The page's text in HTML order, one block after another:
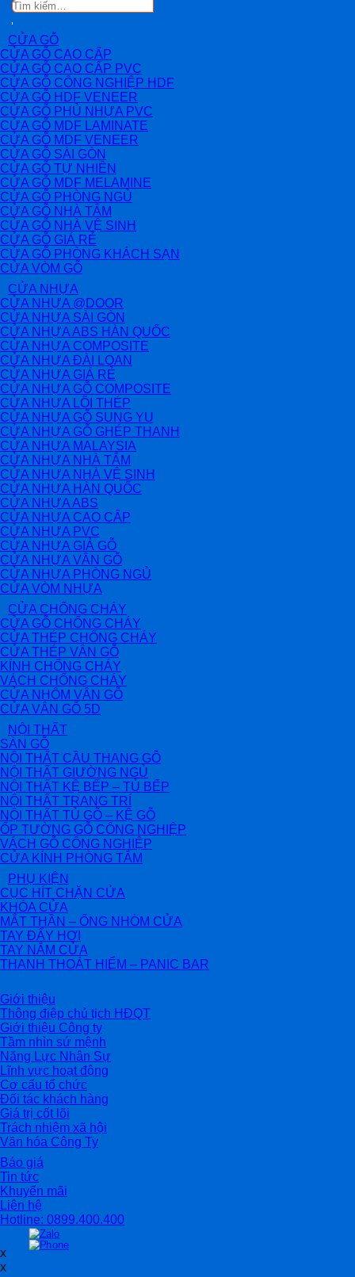
Tìm
CỬA GỖ
CỬA GỖ CAO CẤP
CỬA GỖ CAO CẤP PVC
CỬA GỖ CÔNG NGHIỆP HDF
CỬA GỖ HDF VENEER
CỬA GỖ PHỦ NHỰA PVC
CỬA GỖ MDF LAMINATE
CỬA GỖ MDF VENEER
CỬA GỖ SÀI GÒN
CỬA GỖ TỰ NHIÊN
CỬA GỖ MDF MELAMINE
CỬA GỖ PHÒNG NGỦ
CỬA GỖ NHÀ TẮM
CỬA GỖ NHÀ VỆ SINH
CỬA GỖ GIÁ RẺ
CỬA GỖ PHÒNG KHÁCH SẠN
CỬA VÒM GỖ
CỬA NHỰA
CỬA NHỰA @DOOR
CỬA NHỰA SÀI GÒN
CỬA NHỰA ABS HÀN QUỐC
CỬA NHỰA COMPOSITE
CỬA NHỰA ĐÀI LOAN
CỬA NHỰA GIÁ RẺ
CỬA NHỰA GỖ COMPOSITE
CỬA NHỰA LÕI THÉP
CỬA NHỰA GỖ SUNG YU
CỬA NHỰA GỖ GHÉP THANH
CỬA NHỰA MALAYSIA
CỬA NHỰA NHÀ TẮM
CỬA NHỰA NHÀ VỆ SINH
CỬA NHỰA HÀN QUỐC
CỬA NHỰA ABS
CỬA NHỰA CAO CẤP
CỬA NHỰA PVC
CỬA NHỰA GIẢ GỖ
CỬA NHỰA VÂN GỖ
CỬA NHỰA PHÒNG NGỦ
CỬA VÒM NHỰA
CỬA CHỐNG CHÁY
CỬA GỖ CHỐNG CHÁY
CỬA THÉP CHỐNG CHÁY
CỬA THÉP VÂN GỖ
KÍNH CHỐNG CHÁY
VÁCH CHỐNG CHÁY
CỬA NHÔM VÂN GỖ
CỬA VÂN GỖ 5D
NỘI THẤT
SÀN GỖ
NỘI THẤT CẦU THANG GỖ
NỘI THẤT GIƯỜNG NGỦ
NỘI THẤT KỆ BẾP – TỦ BẾP
NỘI THẤT TRANG TRÍ
NỘI THẤT TỦ GỖ – KỆ GỖ
ỐP TƯỜNG GỖ CÔNG NGHIỆP
VÁCH GỖ CÔNG NGHIỆP
CỬA KÍNH PHÒNG TẮM
PHỤ KIỆN
CỤC HÍT CHẶN CỬA
KHÓA CỬA
MẮT THẦN – ỐNG NHÒM CỬA
TAY ĐẨY HƠI
TAY NẮM CỬA
THANH THOÁT HIỂM – PANIC BAR
Giới thiệu
Thông điệp chủ tịch HĐQT
Giới thiệu Công ty
Tầm nhìn sứ mệnh
Năng Lực Nhân Sự
Lĩnh vực hoạt động
Cơ cấu tổ chức
Đối tác khách hàng
Giá trị cốt lõi
Trách nhiệm xã hội
Văn hóa Công Ty
Báo giá
Tin tức
Khuyến mãi
Liên hệ
Hotline: 0899.400.400
x
x